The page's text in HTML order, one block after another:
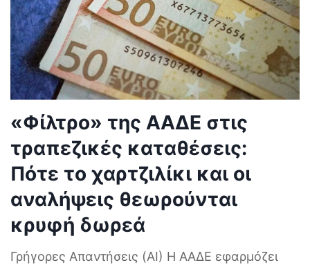
«Φίλτρο» της ΑΑΔΕ στις
τραπεζικές καταθέσεις:
Πότε το χαρτζιλίκι και οι
αναλήψεις θεωρούνται
κρυφή δωρεά
Γρήγορες Απαντήσεις (AI) Η ΑΑΔΕ εφαρμόζει